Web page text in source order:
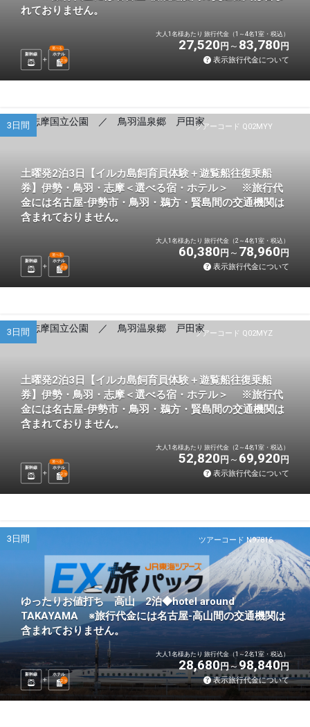
れておりません。
新幹線 ホテル
選べる
2泊
大人1名様あたり 旅行代金（1～4名1室・税込）
27,520 円 83,780 円
表示旅行代金について
ツアーコード Q02MYY
3日間
土曜発2泊3日【イルカ島飼育員体験＋遊覧船往復乗船
券】伊勢・鳥羽・志摩＜選べる宿・ホテル＞ ※旅行代
金には名古屋-伊勢市・鳥羽・鵜方・賢島間の交通機関は
含まれておりません。
新幹線 ホテル
選べる
2泊
大人1名様あたり 旅行代金（2～4名1室・税込）
60,380 円 78,960 円
表示旅行代金について
ツアーコード Q02MYZ
3日間
土曜発2泊3日【イルカ島飼育員体験＋遊覧船往復乗船
券】伊勢・鳥羽・志摩＜選べる宿・ホテル＞ ※旅行代
金には名古屋-伊勢市・鳥羽・鵜方・賢島間の交通機関は
含まれておりません。
新幹線 ホテル
選べる
2泊
大人1名様あたり 旅行代金（2～4名1室・税込）
52,820 円 69,920 円
表示旅行代金について
ツアーコード N97816
3日間
ゆったりお値打ち 高山 2泊◆hotel around
TAKAYAMA ※旅行代金には名古屋-高山間の交通機関は
含まれておりません。
新幹線
ホテル
2泊
大人1名様あたり 旅行代金（1～2名1室・税込）
28,680円 98,840円
表示旅行代金について